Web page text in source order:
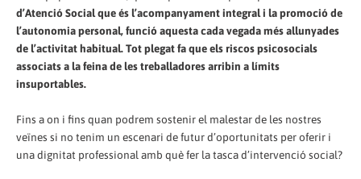
d’Atenció Social que és l’acompanyament integral i la promoció de
l’autonomia personal, funció aquesta cada vegada més allunyades
de l’activitat habitual. Tot plegat fa que els riscos psicosocials
associats a la feina de les treballadores arribin a límits
insuportables.
Fins a on i fins quan podrem sostenir el malestar de les nostres
veïnes si no tenim un escenari de futur d’oportunitats per oferir i
una dignitat professional amb què fer la tasca d’intervenció social?